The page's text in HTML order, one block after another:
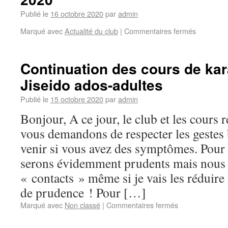
Publié le 16 octobre 2020paradmin
Marqué avecActualité du club | Commentaires fermés
Continuation des cours de
Jiseido ados-adultes
Publié le 15 octobre 2020paradmin
Bonjour, A ce jour, le club et les cours
vous demandons de respecter les
venir si vous avez des symptômes.
serons évidemment prudents mais
« contacts » même si je vais les
de prudence ! Pour […]
Marqué avec Non classé | Commentaires fermés